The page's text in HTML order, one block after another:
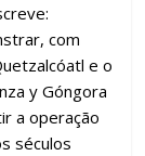
com
e o
y Góngora
a operação
séculos